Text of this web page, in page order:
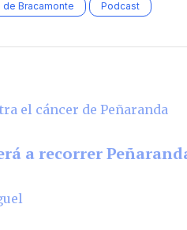
de Bracamonte Podcast
a recorrer